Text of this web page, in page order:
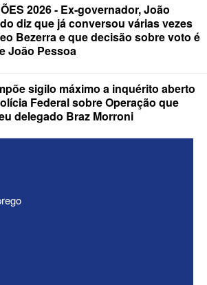
voto em João Azevêdo e
Ribeiro como
- Após reunião na
chapa governista vai
convenção
2026 - Ex-governador, João
diz que já conversou várias vezes
Bezerra e que decisão sobre voto é
João Pessoa
sigilo máximo a inquérito aberto
Federal sobre Operação que
delegado Braz Morroni